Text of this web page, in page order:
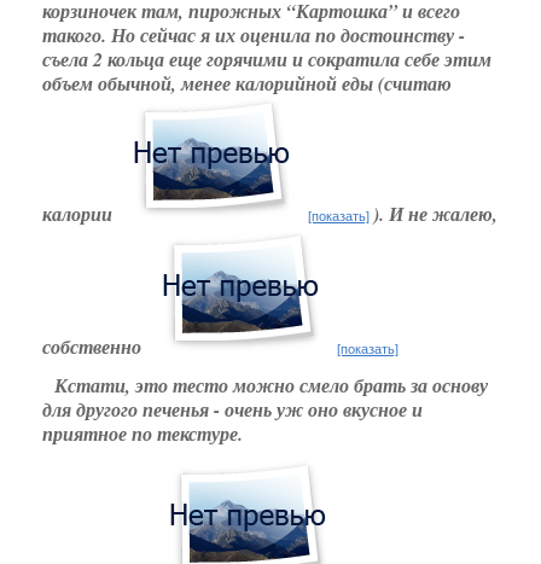
корзиночек там, пирожных “Картошка” и всего
такого. Но сейчас я их оценила по достоинству -
съела 2 кольца еще горячими и сократила себе этим
объем обычной, менее калорийной еды (считаю
калории [показать] ). И не жалею,
собственно [показать]
Кстати, это тесто можно смело брать за основу
для другого печенья - очень уж оно вкусное и
приятное по текстуре.